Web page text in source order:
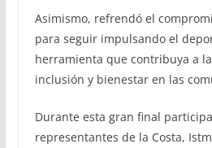
Asimismo, refrendó el
para seguir impulsando el
herramienta que contribuya a
inclusión y bienestar en las
Durante esta gran final
representantes de la Costa,